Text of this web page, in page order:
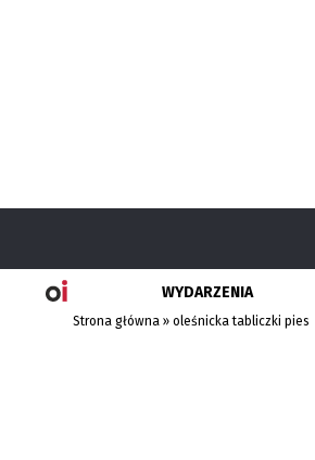
WYDARZENIA
Strona główna »oleśnicka tabliczki pies